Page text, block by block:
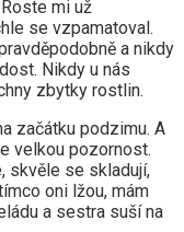
mi už
se vzpamatoval.
a nikdy
Nikdy u nás
zbytky rostlin.
začátku podzimu. A
velkou pozornost.
skvěle se skladují,
oni lžou, mám
a sestra suší na